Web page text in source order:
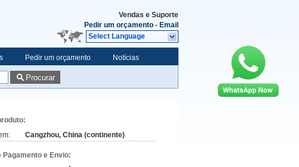
Vendas e Suporte
Pedir um orçamento - Email
Select Language
Pedir um orçamento Notícias
Procurar
Cangzhou, China (continente)
Pagamento e Envio: